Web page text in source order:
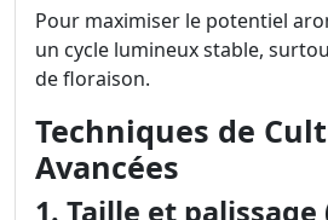
Pour maximiser le potentiel
un cycle lumineux stable,
de floraison.
Techniques de
Avancées
1. Taille et palissage